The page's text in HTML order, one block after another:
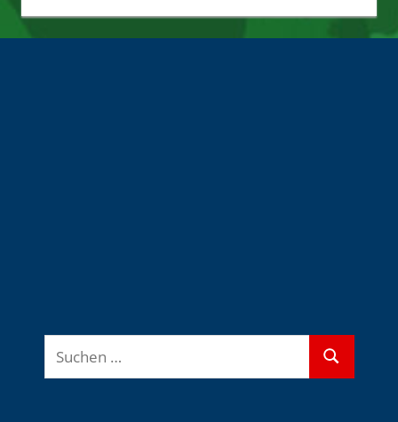
Suchen
nach:
Suchen